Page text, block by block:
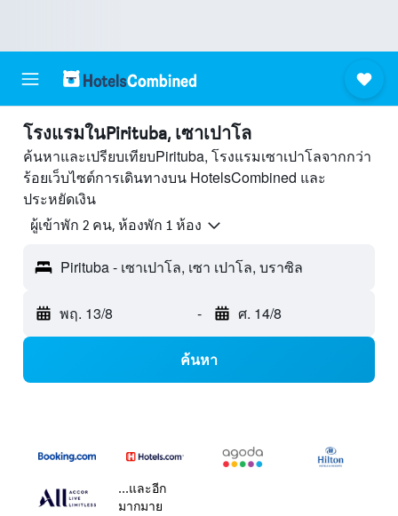
โรงแรมในPirituba, เซาเปาโล
ค้นหาและเปรียบเทียบPirituba, โรงแรมเซาเปาโลจากกว่า
ร้อยเว็บไซต์การเดินทางบน HotelsCombined และ
ประหยัดเงิน
ผู้เข้าพัก 2 คน, ห้องพัก 1 ห้อง
Pirituba - เซาเปาโล, เซา เปาโล, บราซิล
พฤ. 13/8 - ศ. 14/8
ค้นหา
...และอีก
มากมาย